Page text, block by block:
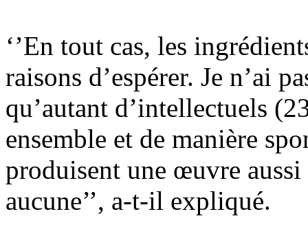
‘’En tout cas, les
raisons d’espérer. Je n’ai
qu’autant d’intellectuels
ensemble et de manière
produisent une œuvre aussi
aucune’’, a-t-il expliqué.